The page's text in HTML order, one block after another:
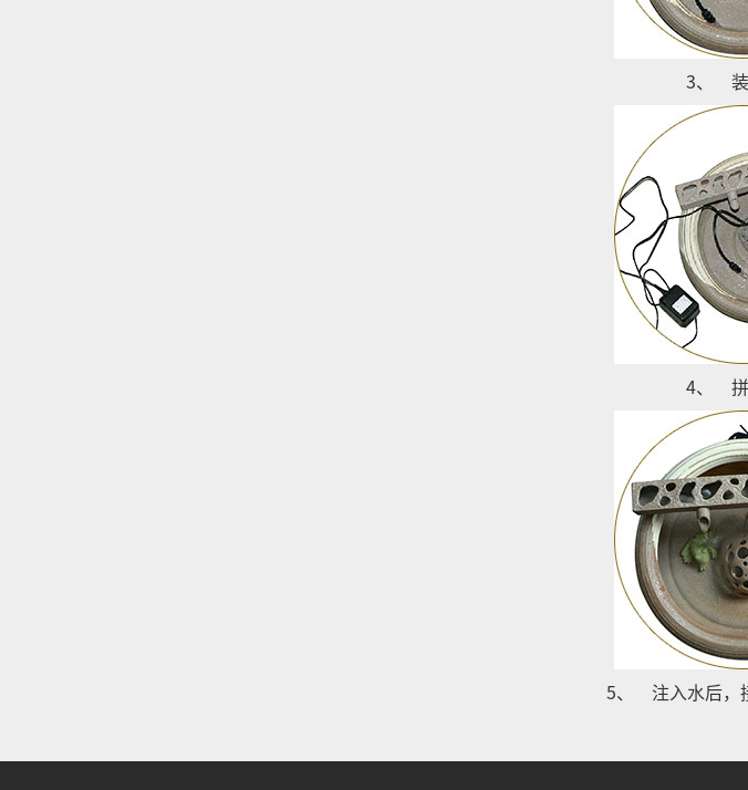
3、
4、
5、 注入水后，